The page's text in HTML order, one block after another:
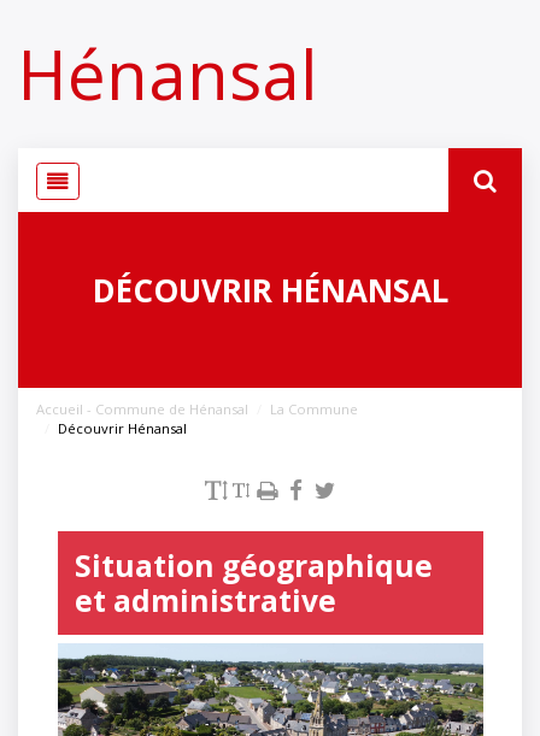
Hénansal
DÉCOUVRIR HÉNANSAL
Accueil - Commune de Hénansal
La Commune
Découvrir Hénansal
Situation géographique
et administrative